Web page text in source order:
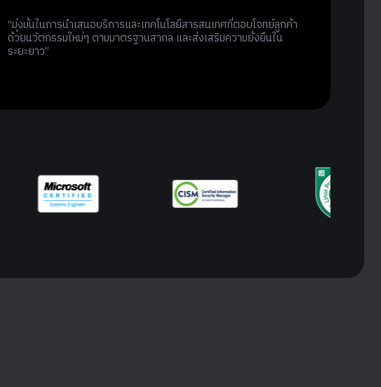
“มุ่งมั่นในการนำเสนอบริการและเทคโนโลยีสารสนเทศที่ตอบโจทย์ลูกค้า
ด้วยนวัตกรรมใหม่ๆ ตามมาตรฐานสากล และส่งเสริมความยั่งยืนใน
ระยะยาว”